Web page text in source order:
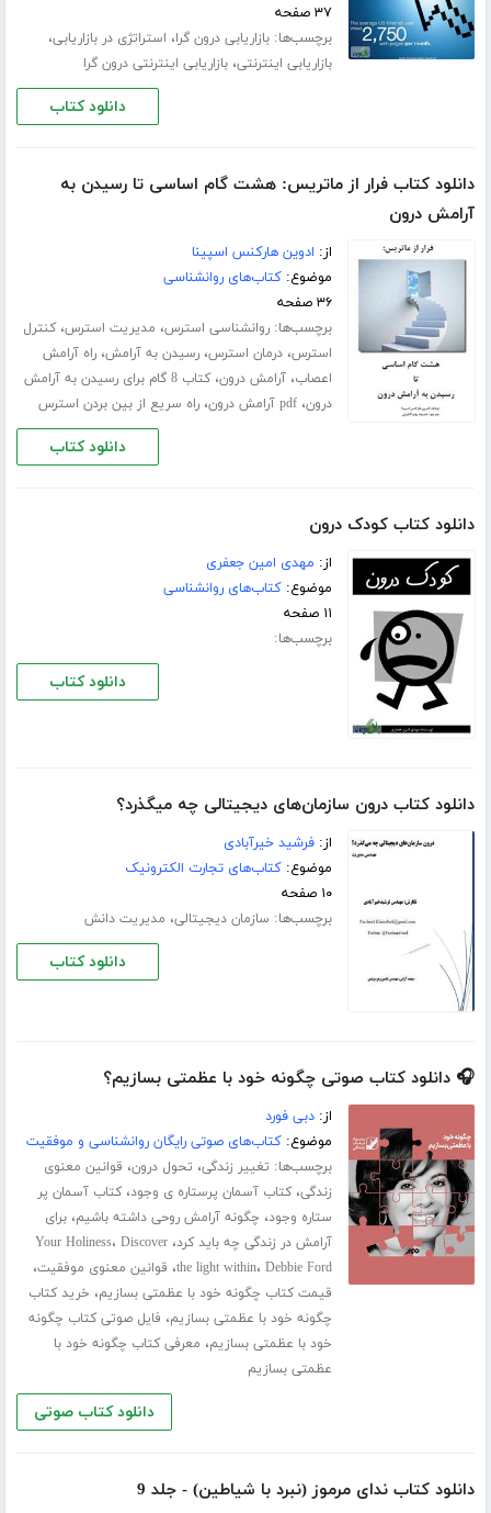
۳۷ صفحه
برچسب‌ها:بازاریابی درون گرا، استراتژی در بازاریابی،
بازاریابی اینترنتی،بازاریابی اینترنتی درون گرا
دانلود کتاب
دانلود کتاب فرار از ماتریس: هشت گام اساسی تا رسیدن به
آرامش درون
از: ادوین هارکنس اسپینا
موضوع:کتاب‌های روانشناسی
۳۶ صفحه
برچسب‌ها:روانشناسی استرس، مدیریت استرس،کنترل
استرس،درمان استرس،رسیدن به آرامش،راه آرامش
اعصاب،آرامش درون،
کتاب 8 گام برای رسیدن به آرامش
درون،pdf آرامش درون ،راه سریع از بین بردن استرس
دانلود کتاب
دانلود کتاب کودک درون
از: مهدی امین جعفری
موضوع:کتاب‌های روانشناسی
۱۱ صفحه
برچسب‌ها:
دانلود کتاب
دانلود کتاب درون سازمان‌های دیجیتالی چه میگذرد؟
از:فرشید خیرآبادی
موضوع:کتاب‌های تجارت الکترونیک
۱۰ صفحه
برچسب‌ها: سازمان دیجیتالی، مدیریت دانش
دانلود کتاب
🎧 دانلود کتاب صوتی چگونه خود با عظمتی بسازیم؟
از:دبی فورد
موضوع:کتاب‌های صوتی رایگان روانشناسی و موفقیت
برچسب‌ها: تغییر زندگی، تحول درون، قوانین معنوی
زندگی،کتاب آسمان پرستاره ی وجود،کتاب آسمان پر
ستاره وجود، چگونه آرامش روحی داشته باشیم،برای
آرامش در زندگی چه باید کرد، Your Holiness، Discover
the light within، Debbie Ford ، قوانین معنوی موفقیت،
قیمت کتاب چگونه خود با عظمتی بسازیم، خرید کتاب
چگونه خود با عظمتی بسازیم، فایل صوتی کتاب چگونه
خود با عظمتی بسازیم، معرفی کتاب چگونه خود با
عظمتی بسازیم
دانلود کتاب صوتی
دانلود کتاب ندای مرموز (نبرد با شیاطین) - جلد 9